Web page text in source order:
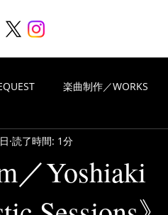
楽曲制作／WORKS
楽曲制作／WORKS
／Yoshiaki
読了時間: 1分